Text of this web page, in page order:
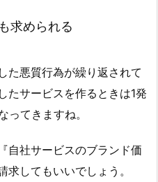
求められる
た悪質行為が繰り返されて
たサービスを作るときは1発
ってきますね。
自社サービスのブランド価
してもいいでしょう。